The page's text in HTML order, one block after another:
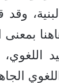
اللغوي